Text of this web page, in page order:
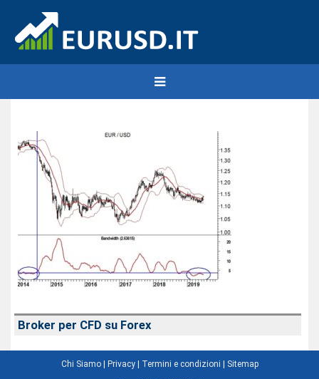
Broker per CFD su Forex
Chi Siamo| Privacy| Termini e condizioni Sitemap